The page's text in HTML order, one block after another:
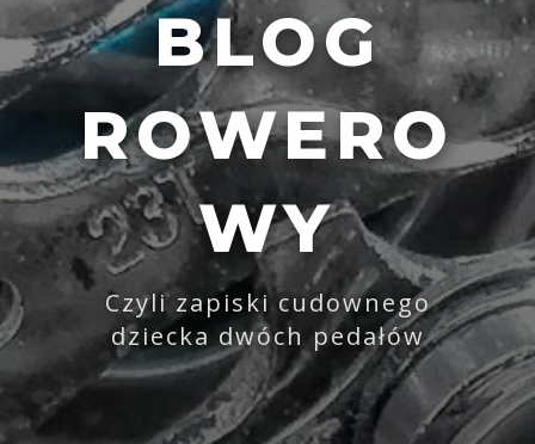
BLOG
ROWERO
WY
Czyli zapiski cudownego
dziecka dwóch pedałów